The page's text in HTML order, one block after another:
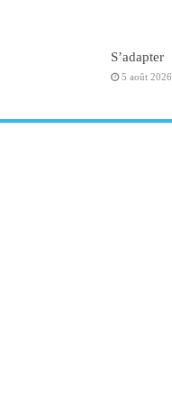
S’adapter
5 août 2026